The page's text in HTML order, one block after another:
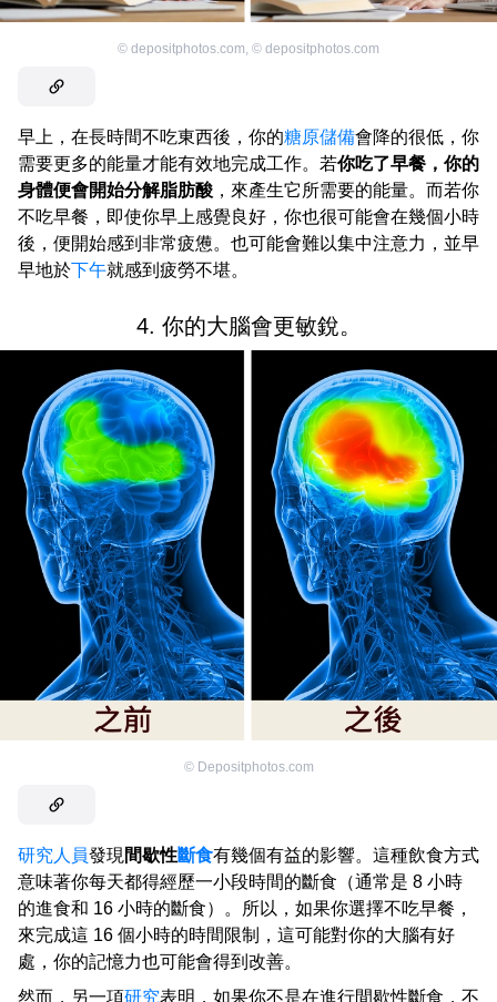
© depositphotos.com © depositphotos.com
早上，在長時間不吃東西後，你的糖原儲備會降的很低，你
需要更多的能量才能有效地完成工作。若你吃了早餐，你的
身體便會開始分解脂肪酸 ，來產生它所需要的能量。而若你
不吃早餐，即使你早上感覺良好，你也很可能會在幾個小時
後，便開始感到非常疲憊。也可能會難以集中注意力，並早
早地於下午就感到疲勞不堪。
4. 你的大腦會更敏銳。
© Depositphotos.com
研究人員發現 間歇性斷食有幾個有益的影響。這種飲食方式
意味著你每天都得經歷一小段時間的斷食（通常是 8 小時
的進食和 16 小時的斷食）。所以，如果你選擇不吃早餐，
來完成這 16 個小時的時間限制，這可能對你的大腦有好
處，你的記憶力也可能會得到改善。
然而，另一項研究表明，如果你不是在進行間歇性斷食，不